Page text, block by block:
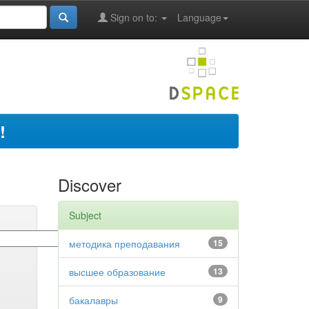
Language
Sign on to:
Discover
Subject
15
методика преподавания
13
высшее образование
9
бакалавры